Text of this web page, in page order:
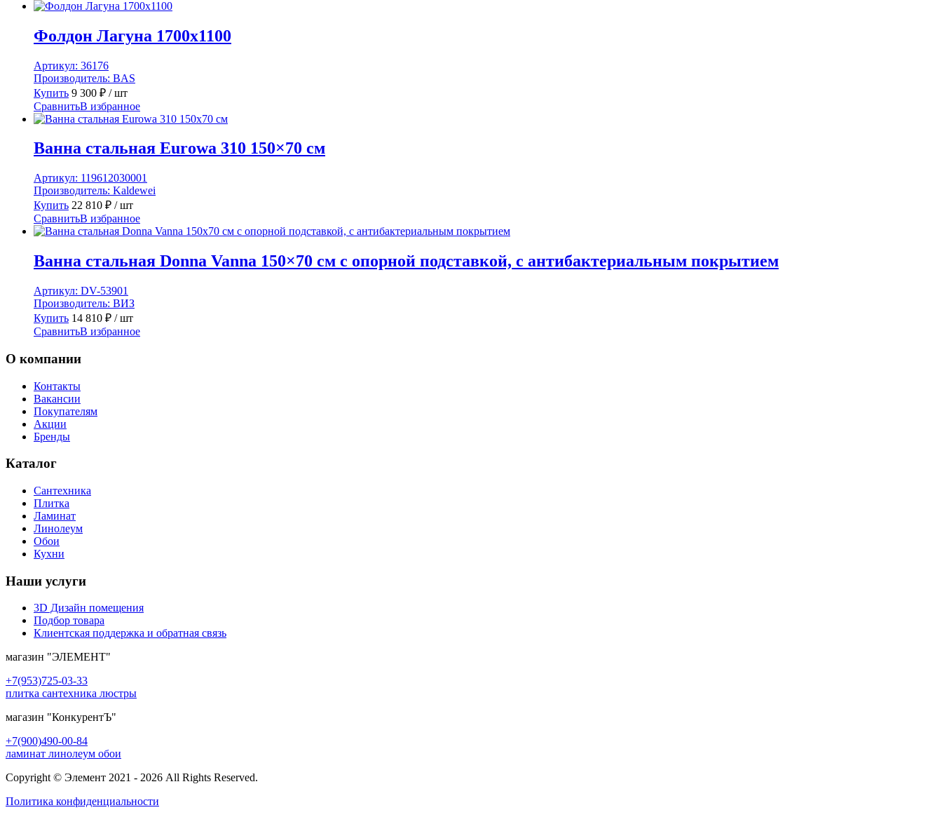
Фолдон Лагуна 1700х1100
Артикул: 36176
Производитель: BAS
Купить 9 300 ₽ / шт
СравнитьВ избранное
Ванна стальная Eurowa 310 150×70 см
Артикул: 119612030001
Производитель: Kaldewei
Купить 22 810 ₽ / шт
СравнитьВ избранное
Ванна стальная Donna Vanna 150×70 см с опорной подставкой, с антибактериальным покрытием
Артикул: DV-53901
Производитель: ВИЗ
Купить 14 810 ₽ / шт
СравнитьВ избранное
О компании
Контакты
Вакансии
Покупателям
Акции
Бренды
Каталог
Сантехника
Плитка
Ламинат
Линолеум
Обои
Кухни
Наши услуги
3D Дизайн помещения
Подбор товара
Клиентская поддержка и обратная связь
магазин "ЭЛЕМЕНТ"
+7(953)725-03-33
плитка сантехника люстры
магазин "КонкурентЪ"
+7(900)490-00-84
ламинат линолеум обои
Copyright © Элемент 2021 - 2026 All Rights Reserved.
Политика конфиденциальности